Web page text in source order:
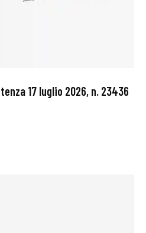
17 luglio 2026, n. 23436